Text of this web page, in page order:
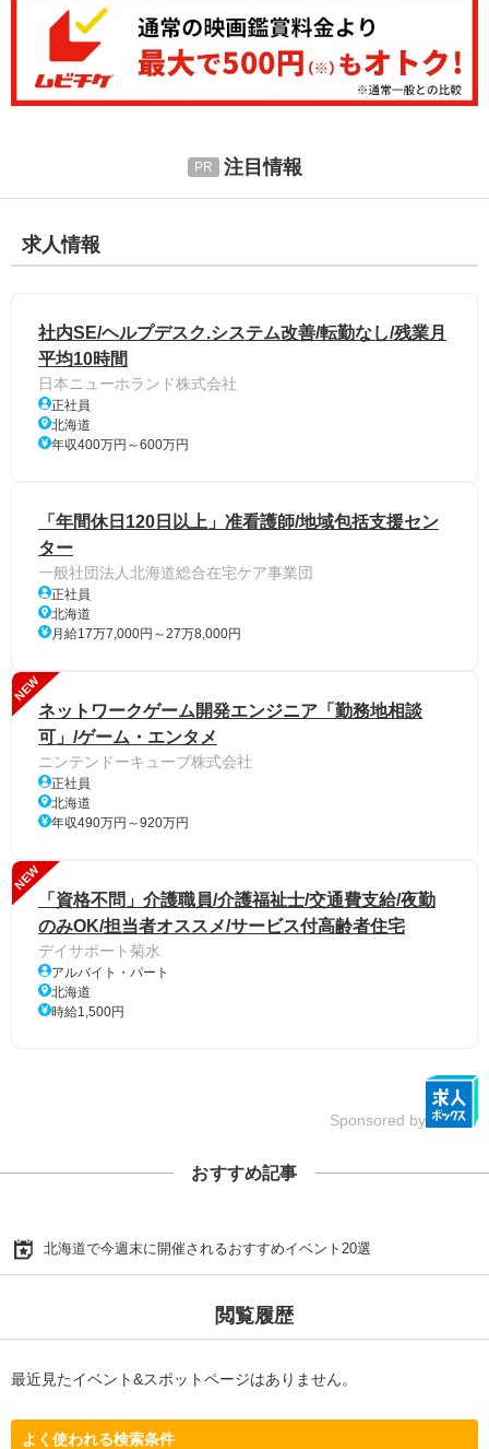
注目情報
求人情報
社内SE/ヘルプデスク.システム改善/転勤なし/残業月
平均10時間
日本ニューホランド株式会社
正社員
北海道
年収400万円～600万円
「年間休日120日以上」准看護師/地域包括支援セン
ター
一般社団法人北海道総合在宅ケア事業団
正社員
北海道
月給17万7,000円～27万8,000円
NEW
ネットワークゲーム開発エンジニア「勤務地相談
可」/ゲーム・エンタメ
ニンテンドーキューブ株式会社
正社員
北海道
年収490万円～920万円
NEW
「資格不問」介護職員/介護福祉士/交通費支給/夜勤
のみOK/担当者オススメ/サービス付高齢者住宅
デイサポート菊水
アルバイト・パート
北海道
時給1,500円
Sponsored by
おすすめ記事
北海道で今週末に開催されるおすすめイベント20選
閲覧履歴
最近見たイベント&スポットページはありません。
よく使われる検索条件